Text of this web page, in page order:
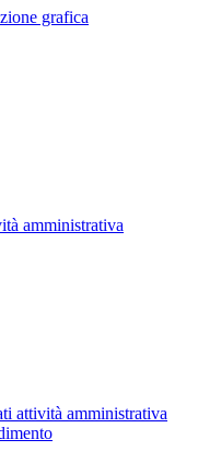
grafica
amministrativa
attività amministrativa